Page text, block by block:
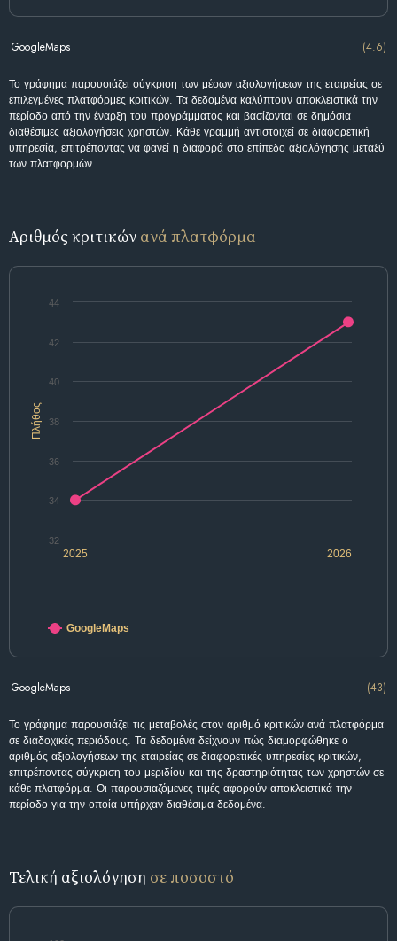
GoogleMaps (4.6)
Το γράφημα παρουσιάζει σύγκριση των μέσων αξιολογήσεων της εταιρείας σε
επιλεγμένες πλατφόρμες κριτικών. Τα δεδομένα καλύπτουν αποκλειστικά την
περίοδο από την έναρξη του προγράμματος και βασίζονται σε δημόσια
διαθέσιμες αξιολογήσεις χρηστών. Κάθε γραμμή αντιστοιχεί σε διαφορετική
υπηρεσία, επιτρέποντας να φανεί η διαφορά στο επίπεδο αξιολόγησης μεταξύ
των πλατφορμών.
Αριθμός κριτικών ανά πλατφόρμα
Πλήθος
2025 2026
32
34
36
38
40
42
44
GoogleMaps
GoogleMaps (43)
Το γράφημα παρουσιάζει τις μεταβολές στον αριθμό κριτικών ανά πλατφόρμα
σε διαδοχικές περιόδους. Τα δεδομένα δείχνουν πώς διαμορφώθηκε ο
αριθμός αξιολογήσεων της εταιρείας σε διαφορετικές υπηρεσίες κριτικών,
επιτρέποντας σύγκριση του μεριδίου και της δραστηριότητας των χρηστών σε
κάθε πλατφόρμα. Οι παρουσιαζόμενες τιμές αφορούν αποκλειστικά την
περίοδο για την οποία υπήρχαν διαθέσιμα δεδομένα.
Τελική αξιολόγηση σε ποσοστό